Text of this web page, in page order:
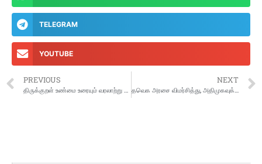
TELEGRAM
YOUTUBE
PREVIOUS NEXT